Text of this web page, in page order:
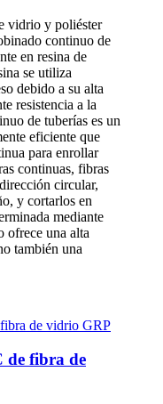
vidrio y poliéster
continuo de
en resina de
se utiliza
debido a su alta
resistencia a la
de tuberías es un
eficiente que
para enrollar
continuas, fibras
circular,
y cortarlos en
mediante
ofrece una alta
también una
de fibra de